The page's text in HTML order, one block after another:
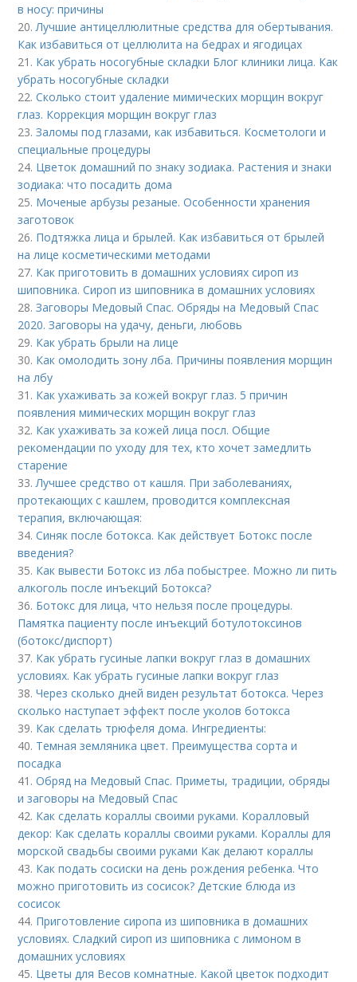
в носу: причины
20. Лучшие антицеллюлитные средства для обертывания.
Как избавиться от целлюлита на бедрах и ягодицах
21. Как убрать носогубные складки Блог клиники лица. Как
убрать носогубные складки
22.Сколько стоит удаление мимических морщин вокруг
глаз. Коррекция морщин вокруг глаз
23.Заломы под глазами, как избавиться. Косметологи и
специальные процедуры
24. Цветок домашний по знаку зодиака. Растения и знаки
зодиака: что посадить дома
25. Моченые арбузы резаные. Особенности хранения
заготовок
26. Подтяжка лица и брылей. Как избавиться от брылей
на лице косметическими методами
27. Как приготовить в домашних условиях сироп из
шиповника. Сироп из шиповника в домашних условиях
28.Заговоры Медовый Спас. Обряды на Медовый Спас
2020. Заговоры на удачу, деньги, любовь
29. Как убрать брыли на лице
30. Как омолодить зону лба. Причины появления морщин
на лбу
31. Как ухаживать за кожей вокруг глаз. 5 причин
появления мимических морщин вокруг глаз
32. Как ухаживать за кожей лица посл. Общие
рекомендации по уходу для тех, кто хочет замедлить
старение
33. Лучшее средство от кашля. При заболеваниях,
протекающих с кашлем, проводится комплексная
терапия, включающая:
34.Синяк после ботокса. Как действует Ботокс после
введения?
35. Как вывести Ботокс из лба побыстрее. Можно ли пить
алкоголь после инъекций Ботокса?
36. Ботокс для лица, что нельзя после процедуры.
Памятка пациенту после инъекций ботулотоксинов
(ботокс/диспорт)
37. Как убрать гусиные лапки вокруг глаз в домашних
условиях. Как убрать гусиные лапки вокруг глаз
38.Через сколько дней виден результат ботокса. Через
сколько наступает эффект после уколов ботокса
39. Как сделать трюфеля дома. Ингредиенты:
40. Темная земляника цвет. Преимущества сорта и
посадка
41.Обряд на Медовый Спас. Приметы, традиции, обряды
и заговоры на Медовый Спас
42. Как сделать кораллы своими руками. Коралловый
декор: Как сделать кораллы своими руками. Кораллы для
морской свадьбы своими руками Как делают кораллы
43. Как подать сосиски на день рождения ребенка. Что
можно приготовить из сосисок? Детские блюда из
сосисок
44. Приготовление сиропа из шиповника в домашних
условиях. Сладкий сироп из шиповника с лимоном в
домашних условиях
45. Цветы для Весов комнатные. Какой цветок подходит